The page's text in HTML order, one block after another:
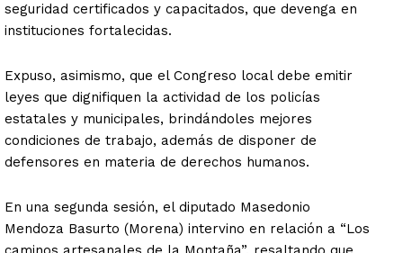
seguridad certificados y capacitados, que devenga en
instituciones fortalecidas.
Expuso, asimismo, que el Congreso local debe emitir
leyes que dignifiquen la actividad de los policías
estatales y municipales, brindándoles mejores
condiciones de trabajo, además de disponer de
defensores en materia de derechos humanos.
En una segunda sesión, el diputado Masedonio
Mendoza Basurto (Morena) intervino en relación a “Los